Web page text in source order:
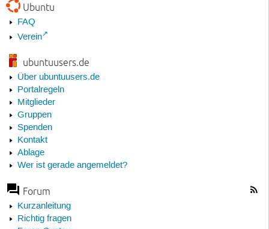
Ubuntu
FAQ
Verein
ubuntuusers.de
Über ubuntuusers.de
Portalregeln
Mitglieder
Gruppen
Spenden
Kontakt
Ablage
Wer ist gerade angemeldet?
Forum
Kurzanleitung
Richtig fragen